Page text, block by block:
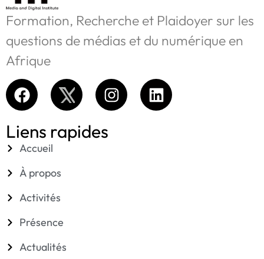
Formation, Recherche et Plaidoyer sur les
questions de médias et du numérique en
Afrique
Liens rapides
Accueil
À propos
Activités
Présence
Actualités